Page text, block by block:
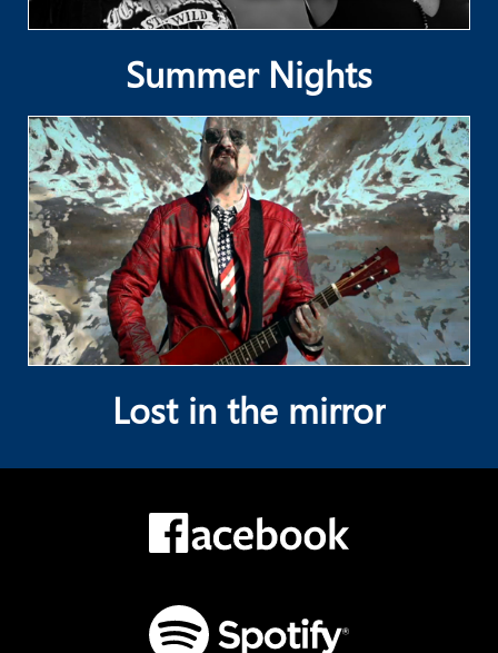
Summer Nights
Lost in the mirror